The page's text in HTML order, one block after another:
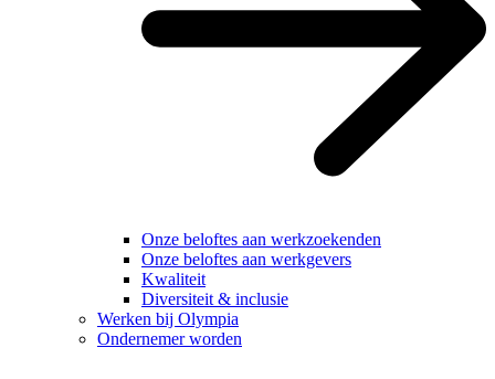
Onze beloftes aan werkzoekenden
Onze beloftes aan werkgevers
Kwaliteit
Diversiteit & inclusie
Werken bij Olympia
Ondernemer worden